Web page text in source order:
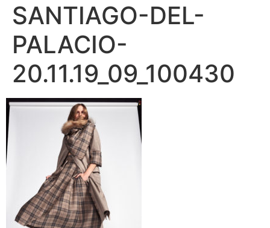
SANTIAGO-DEL-
PALACIO-
20.11.19_09_100430